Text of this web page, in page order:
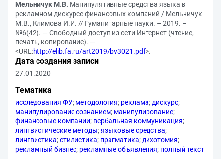
Мельничук М.В. Манипулятивные средства языка в
рекламном дискурсе финансовых компаний / Мельничук
М.В., Климова И.И. // Гуманитарные науки. – 2019. –
№6(42). — Свободный доступ из сети Интернет (чтение,
печать, копирование). —
<URL:http://elib.fa.ru/art2019/bv3021.pdf>.
Дата создания записи
27.01.2020
Тематика
исследования ФУ; методология; реклама; дискурс;
манипулирование сознанием; манипулирование;
финансовые компании; вербальная коммуникация;
лингвистические методы;языковые средства;
лингвистика;стилистика; прагматика; дихотомия;
рекламный бизнес; рекламные объявления; полный текст